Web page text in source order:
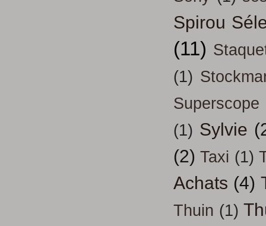
Spirou
(11)
(1)
Superscope
(1) Sylvie
(2) Taxi (1)
Achats (4)
Thuin (1)